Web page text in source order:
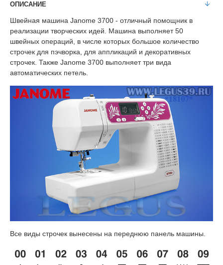
ОПИСАНИЕ
Швейная машина Janome 3700 - отличный помощник в
реализации творческих идей. Машина выполняет 50
швейных операций, в числе которых большое количество
строчек для пэчворка, для аппликаций и декоративных
строчек. Также Janome 3700 выполняет три вида
автоматических петель.
Все виды строчек вынесены на переднюю панель машины.